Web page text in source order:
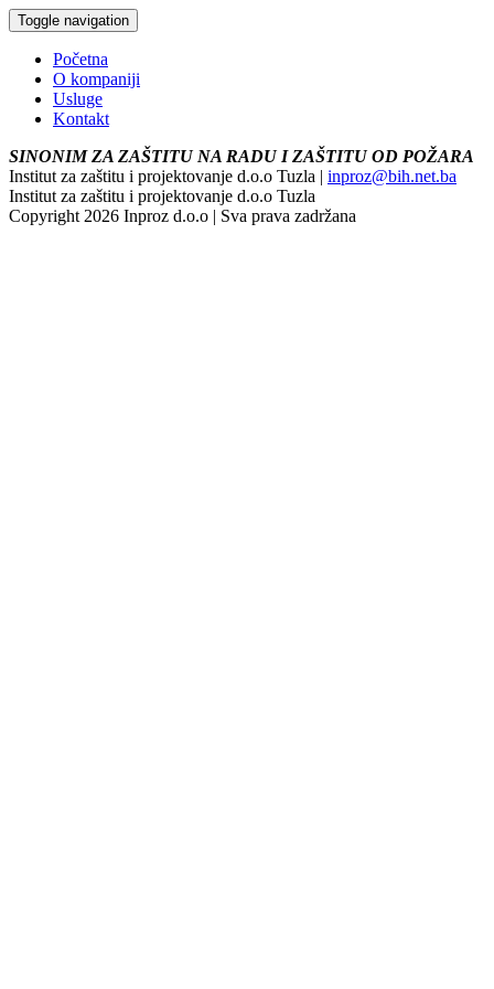
Toggle navigation
Početna
O kompaniji
Usluge
Kontakt
SINONIM ZA ZAŠTITU NA RADU I ZAŠTITU OD POŽARA
Institut za zaštitu i projektovanje d.o.o Tuzla | inproz@bih.net.ba
Institut za zaštitu i projektovanje d.o.o Tuzla
Copyright 2026 Inproz d.o.o | Sva prava zadržana